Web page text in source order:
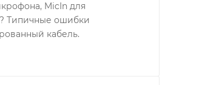
MicIn для
Типичные ошибки
кабель.